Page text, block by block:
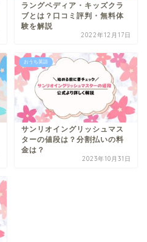
ラングペディア・キッズクラ
ブとは？口コミ評判・無料体
験を解説
2022年12月17日
おうち英語
サンリオイングリッシュマス
ターの値段は？分割払いの料
金は？
2023年10月31日